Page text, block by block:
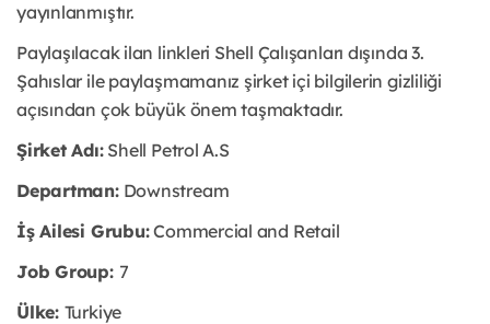
yayınlanmıştır.
Paylaşılacak ilan linkleri Shell Çalışanları dışında 3.
Şahıslar ile paylaşmamanız şirket içi bilgilerin gizliliği
açısından çok büyük önem taşmaktadır.
Şirket Adı:Shell Petrol A.S
Departman:Downstream
İş Ailesi Grubu:Commercial and Retail
Job Group: 7
Ülke: Turkiye